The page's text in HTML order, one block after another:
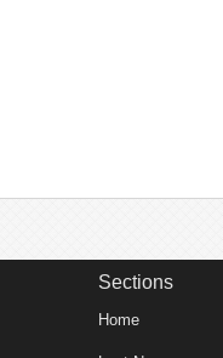
Sections
Home